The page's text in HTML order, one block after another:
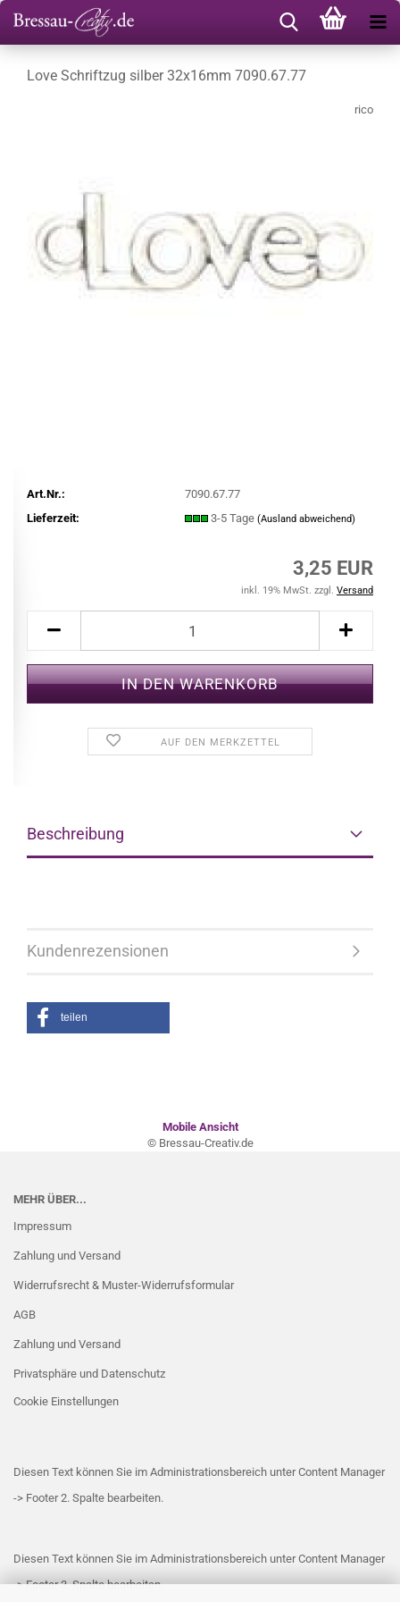
Love Schriftzug silber 32x16mm 7090.67.77
rico
Art.Nr.:
7090.67.77
Lieferzeit:
3-5 Tage (Ausland abweichend)
3,25 EUR
inkl. 19% MwSt. zzgl. Versand
AUF DEN MERKZETTEL
Beschreibung
Kundenrezensionen
teilen
Mobile Ansicht
© Bressau-Creativ.de
MEHR ÜBER...
Impressum
Zahlung und Versand
Widerrufsrecht & Muster-Widerrufsformular
AGB
Zahlung und Versand
Privatsphäre und Datenschutz
Cookie Einstellungen
Diesen Text können Sie im Administrationsbereich unter Content Manager
-> Footer 2. Spalte bearbeiten.
Diesen Text können Sie im Administrationsbereich unter Content Manager
-> Footer 3. Spalte bearbeiten.